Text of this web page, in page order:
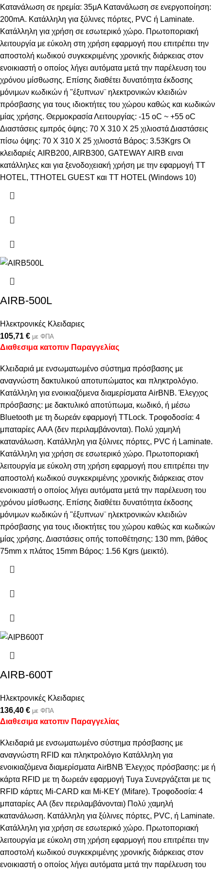
Κατανάλωση σε ηρεμία: 35μΑ Κατανάλωση σε ενεργοποίηση:
200mA. Κατάλληλη για ξύλινες πόρτες, PVC ή Laminate.
Kατάλληλη για χρήση σε εσωτερικό χώρο. Πρωτοποριακή
λειτουργία με εύκολη στη χρήση εφαρμογή που επιτρέπει την
αποστολή κωδικού συγκεκριμένης χρονικής διάρκειας στον
ενοικιαστή ο οποίος λήγει αυτόματα μετά την παρέλευση του
χρόνου μίσθωσης. Επίσης διαθέτει δυνατότητα έκδοσης
μόνιμων κωδικών ή "έξυπνων¨ ηλεκτρονικών κλειδιών
πρόσβασης για τους ιδιοκτήτες του χώρου καθώς και κωδικών
μίας χρήσης. Θερμοκρασία Λειτουργίας: -15 οC ~ +55 οC
Διαστάσεις εμπρός όψης: 70 Χ 310 Χ 25 χιλιοστά Διαστάσεις
πίσω όψης: 70 Χ 310 Χ 25 χιλιοστά Βάρος: 3.53Kgrs Oι
κλειδαριές AIRB200, AIRB300, GATEWAY AIRB ειναι
κατάλληλες και για ξενοδοχειακή χρήση με την εφαρμογή ΤΤ
ΗOTEL, TTHOTEL GUEST και TT HOTEL (Windows 10)
AIRB-500L
Ηλεκτρονικές Κλειδαριες
105,71 € με ΦΠΑ
Διαθεσιμα κατοπιν Παραγγελίας
Κλειδαριά με ενσωματωμένο σύστημα πρόσβασης με
αναγνώστη δακτυλικού αποτυπώματος και πληκτρολόγιο.
Κατάλληλη για ενοικιαζόμενα διαμερίσματα AirBNB. Έλεγχος
πρόσβασης: με δακτυλικό αποτύπωμα, κωδικό, ή μέσω
Bluetooth με τη δωρεάν εφαρμογή TTLock. Τροφοδοσία: 4
μπαταρίες AAA (δεν περιλαμβάνονται). Πολύ χαμηλή
κατανάλωση. Κατάλληλη για ξύλινες πόρτες, PVC ή Laminate.
Kατάλληλη για χρήση σε εσωτερικό χώρο. Πρωτοποριακή
λειτουργία με εύκολη στη χρήση εφαρμογή που επιτρέπει την
αποστολή κωδικού συγκεκριμένης χρονικής διάρκειας στον
ενοικιαστή ο οποίος λήγει αυτόματα μετά την παρέλευση του
χρόνου μίσθωσης. Επίσης διαθέτει δυνατότητα έκδοσης
μόνιμων κωδικών ή "έξυπνων¨ ηλεκτρονικών κλειδιών
πρόσβασης για τους ιδιοκτήτες του χώρου καθώς και κωδικών
μίας χρήσης. Διαστάσεις οπής τοποθέτησης: 130 mm, βάθος
75mm x πλάτος 15mm Βάρος: 1.56 Kgrs (μεικτό).
AIRB-600T
Ηλεκτρονικές Κλειδαριες
136,40 € με ΦΠΑ
Διαθεσιμα κατοπιν Παραγγελίας
Κλειδαριά με ενσωματωμένο σύστημα πρόσβασης με
αναγνώστη RFID και πληκτρολόγιο Κατάλληλη για
ενοικιαζόμενα διαμερίσματα AirBNB Έλεγχος πρόσβασης: με ή
κάρτα RFID με τη δωρεάν εφαρμογή Tuya Συνεργάζεται με τις
RFID κάρτες Μi-CARD και Μi-KEY (Mifare). Τροφοδοσία: 4
μπαταρίες AA (δεν περιλαμβάνονται) Πολύ χαμηλή
κατανάλωση. Κατάλληλη για ξύλινες πόρτες, PVC, ή Laminate.
Κατάλληλη για χρήση σε εσωτερικό χώρο. Πρωτοποριακή
λειτουργία με εύκολη στη χρήση εφαρμογή που επιτρέπει την
αποστολή κωδικού συγκεκριμένης χρονικής διάρκειας στον
ενοικιαστή ο οποίος λήγει αυτόματα μετά την παρέλευση του